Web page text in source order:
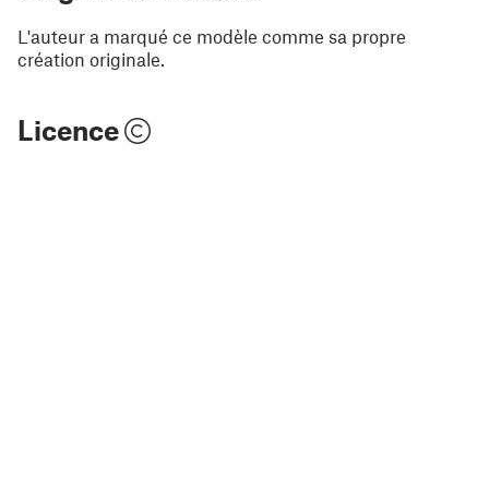
L'auteur a marqué ce modèle comme sa propre
création originale.
Licence